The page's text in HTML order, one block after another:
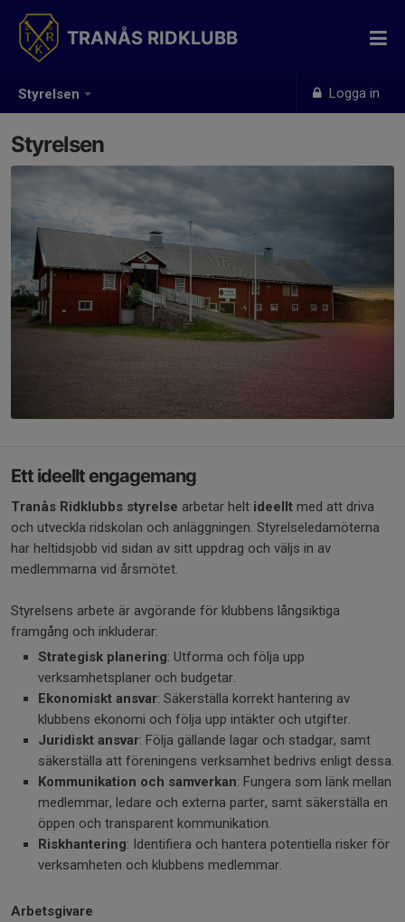
Styrelsen Logga in
TRANÅS RIDKLUBB
Styrelsen
Ett ideellt engagemang
Tranås Ridklubbs styrelse arbetar helt ideellt med att driva
och utveckla ridskolan och anläggningen. Styrelseledamöterna
har heltidsjobb vid sidan av sitt uppdrag och väljs in av
medlemmarna vid årsmötet.
Styrelsens arbete är avgörande för klubbens långsiktiga
framgång och inkluderar:
Strategisk planering: Utforma och följa upp
verksamhetsplaner och budgetar.
Ekonomiskt ansvar: Säkerställa korrekt hantering av
klubbens ekonomi och följa upp intäkter och utgifter.
Juridiskt ansvar: Följa gällande lagar och stadgar, samt
säkerställa att föreningens verksamhet bedrivs enligt dessa.
Kommunikation och samverkan: Fungera som länk mellan
medlemmar, ledare och externa parter, samt säkerställa en
öppen och transparent kommunikation.
Riskhantering: Identifiera och hantera potentiella risker för
verksamheten och klubbens medlemmar.
Arbetsgivare